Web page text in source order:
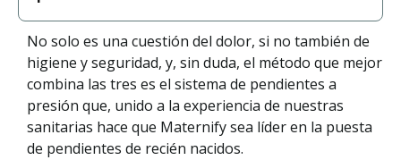
No solo es una cuestión del dolor, si no también de
higiene y seguridad, y, sin duda, el método que mejor
combina las tres es el sistema de pendientes a
presión que, unido a la experiencia de nuestras
sanitarias hace que Maternify sea líder en la puesta
de pendientes de recién nacidos.